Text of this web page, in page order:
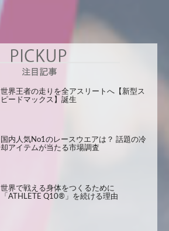
世界王者の走りを全アスリートへ【新型ス
ピードマックス】誕生
国内人気No1のレースウエアは？ 話題の冷
却アイテムが当たる市場調査
世界で戦える身体をつくるために
「ATHLETE Q10®」を続ける理由